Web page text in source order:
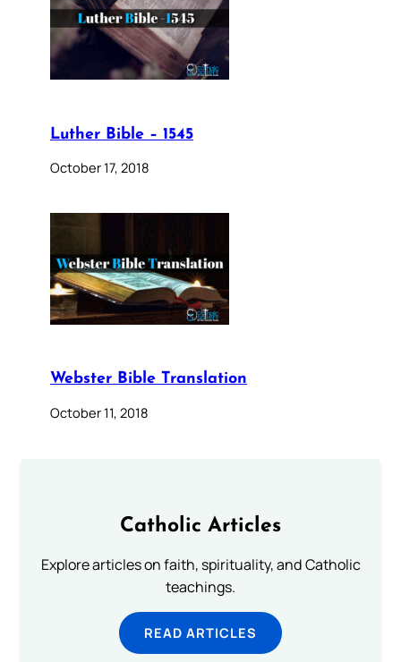
Luther Bible – 1545
October 17, 2018
Webster Bible Translation
October 11, 2018
Catholic Articles
Explore articles on faith, spirituality, and Catholic
teachings.
READ ARTICLES